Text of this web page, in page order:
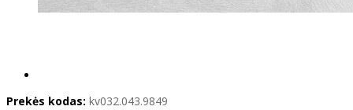
Prekės kodas: kv032.043.9849